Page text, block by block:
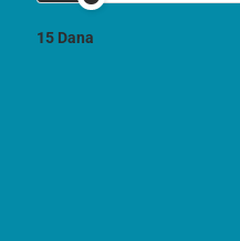
15 Dana